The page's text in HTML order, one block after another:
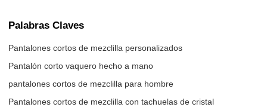
Palabras Claves
Pantalones cortos de mezclilla personalizados
Pantalón corto vaquero hecho a mano
pantalones cortos de mezclilla para hombre
Pantalones cortos de mezclilla con tachuelas de cristal